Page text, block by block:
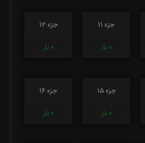
جزء 11
0 بار
جزء 12
0 بار
جزء 15
0 بار
جزء 16
0 بار